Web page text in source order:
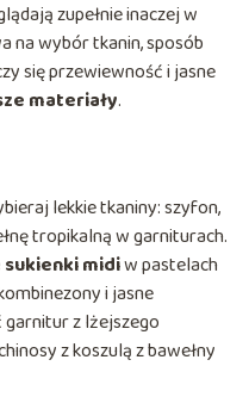
zupełnie inaczej w
na wybór tkanin, sposób
się przewiewność i jasne
materiały.
lekkie tkaniny: szyfon,
tropikalną w garniturach.
midiw pastelach
i jasne
z lżejszego
z koszulą z bawełny